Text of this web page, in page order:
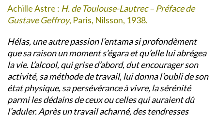
Achille Astre : H. de Toulouse-Lautrec – Préface de
Gustave Geffroy, Paris, Nilsson, 1938.
Hélas, une autre passion l’entama si profondèment
que sa raison un moment s’égara et qu’elle lui abrégea
la vie. L’alcool, qui grise d’abord, dut encourager son
activité, sa méthode de travail, lui donna l’oubli de son
état physique, sa persévérance à vivre, la sérénité
parmi les dédains de ceux ou celles qui auraient dû
l’aduler. Après un travail acharné, des tendresses